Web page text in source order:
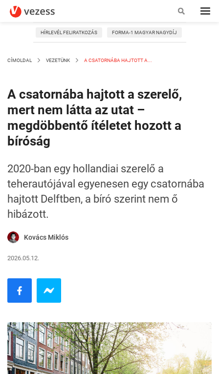
HÍRLEVÉL FELIRATKOZÁS FORMA-1 MAGYAR NAGYDÍJ
CÍMOLDAL VEZETÜNK A CSATORNÁBA HAJTOTT A...
A csatornába hajtott a szerelő,
mert nem látta az utat –
megdöbbentő ítéletet hozott a
bíróság
2020-ban egy hollandiai szerelő a
teherautójával egyenesen egy csatornába
hajtott Delftben, a bíró szerint nem ő
hibázott.
Kovács Miklós
2026.05.12.